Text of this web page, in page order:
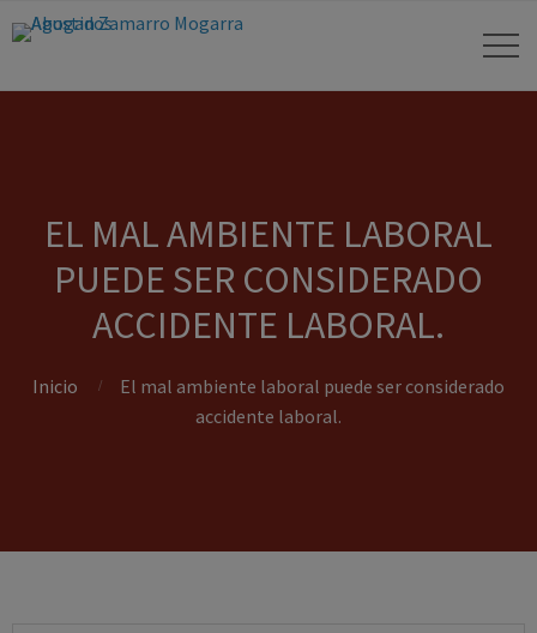
EL MAL AMBIENTE LABORAL
PUEDE SER CONSIDERADO
ACCIDENTE LABORAL.
Inicio
El mal ambiente laboral puede ser considerado
accidente laboral.